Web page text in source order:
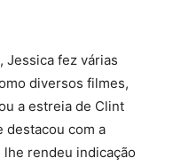
Jessica fez várias
diversos filmes,
a estreia de Clint
destacou com a
lhe rendeu indicação